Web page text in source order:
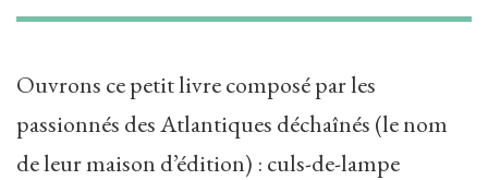
Ouvrons ce petit livre composé par les
passionnés des Atlantiques déchaînés (le nom
de leur maison d’édition) : culs-de-lampe